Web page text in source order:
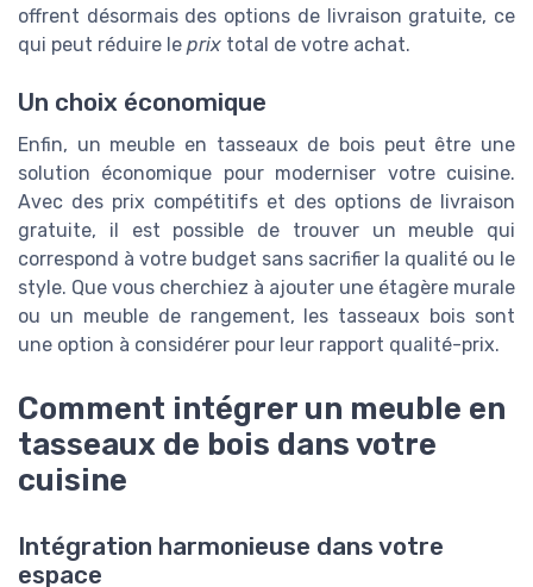
offrent désormais des options de livraison gratuite, ce
qui peut réduire le prix total de votre achat.
Un choix économique
Enfin, un meuble en tasseaux de bois peut être une
solution économique pour moderniser votre cuisine.
Avec des prix compétitifs et des options de livraison
gratuite, il est possible de trouver un meuble qui
correspond à votre budget sans sacrifier la qualité ou le
style. Que vous cherchiez à ajouter une étagère murale
ou un meuble de rangement, les tasseaux bois sont
une option à considérer pour leur rapport qualité-prix.
Comment intégrer un meuble en
tasseaux de bois dans votre
cuisine
Intégration harmonieuse dans votre
espace